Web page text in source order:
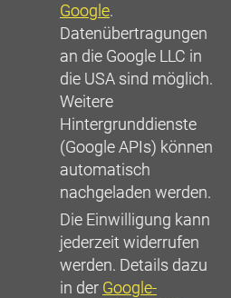
Google.
Datenübertragungen
an die Google LLC in
die USA sind möglich.
Weitere
Hintergrunddienste
(Google APIs) können
automatisch
nachgeladen werden.
Die Einwilligung kann
jederzeit widerrufen
werden. Details dazu
in der Google-